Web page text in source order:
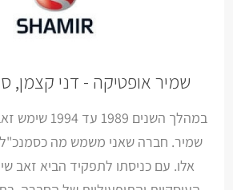
שמיר אופטיקה - דני קצמן,
במהלך השנים
שמיר. חברה שאני משמש מה כסמנכ"ל
אלו. עם כניסתו לתפקיד הביא זאב